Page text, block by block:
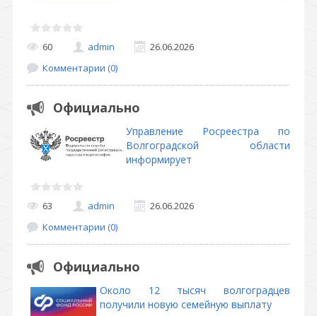
60 admin
26.06.2026
Комментарии (0)
Официально
Управление Росреестра по
Волгоградской области
информирует
63 admin
26.06.2026
Комментарии (0)
Официально
Около 12 тысяч волгоградцев
получили новую семейную выплату